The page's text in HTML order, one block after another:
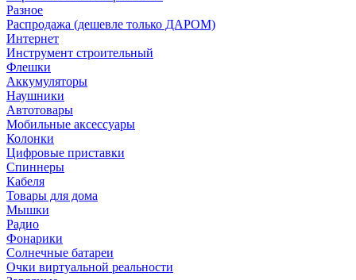
Разное
Распродажа (дешевле только ДАРОМ)
Интернет
Инструмент строительный
Флешки
Аккумуляторы
Наушники
Автотовары
Мобильные аксессуары
Колонки
Цифровые приставки
Спиннеры
Кабеля
Товары для дома
Мышки
Радио
Фонарики
Солнечные батареи
Очки виртуальной реальности